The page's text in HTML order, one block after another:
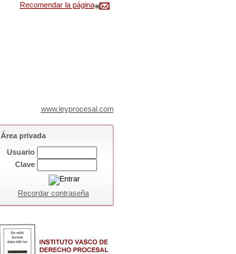
Recomendar la página
www.leyprocesal.com
Área privada
Usuario
Clave
Recordar contraseña